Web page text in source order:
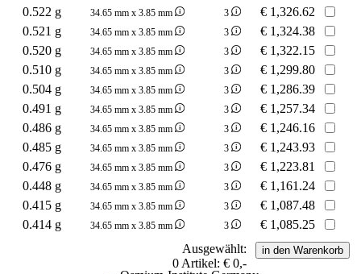
0.522 g 34.65 mm x 3.85 mm 3 € 1,326.62
0.521 g
34.65 mm x 3.85 mm 3 € 1,324.38
0.520 g
34.65 mm x 3.85 mm 3 € 1,322.15
0.510 g
34.65 mm x 3.85 mm 3 € 1,299.80
0.504 g
34.65 mm x 3.85 mm 3 € 1,286.39
0.491 g
34.65 mm x 3.85 mm 3 € 1,257.34
0.486 g
34.65 mm x 3.85 mm 3 € 1,246.16
0.485 g
34.65 mm x 3.85 mm 3 € 1,243.93
0.476 g
34.65 mm x 3.85 mm 3 € 1,223.81
0.448 g
34.65 mm x 3.85 mm 3 € 1,161.24
0.415 g
34.65 mm x 3.85 mm 3 € 1,087.48
0.414 g
34.65 mm x 3.85 mm 3 € 1,085.25
Ausgewählt:
0 Artikel: € 0,-